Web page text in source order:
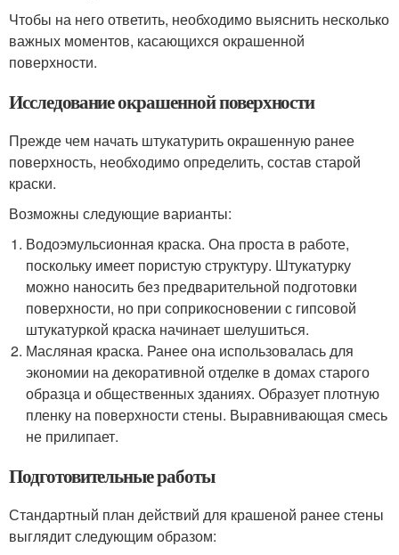
Чтобы на него ответить, необходимо выяснить несколько
важных моментов, касающихся окрашенной
поверхности.
Исследование окрашенной поверхности
Прежде чем начать штукатурить окрашенную ранее
поверхность, необходимо определить, состав старой
краски.
Возможны следующие варианты:
Водоэмульсионная краска. Она проста в работе,
поскольку имеет пористую структуру. Штукатурку
можно наносить без предварительной подготовки
поверхности, но при соприкосновении с гипсовой
штукатуркой краска начинает шелушиться.
Масляная краска. Ранее она использовалась для
экономии на декоративной отделке в домах старого
образца и общественных зданиях. Образует плотную
пленку на поверхности стены. Выравнивающая смесь
не прилипает.
Подготовительные работы
Стандартный план действий для крашеной ранее стены
выглядит следующим образом: